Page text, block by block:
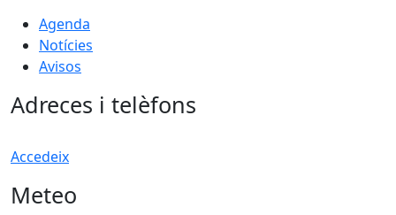
Agenda
Notícies
Avisos
Adreces i telèfons
Accedeix
Meteo